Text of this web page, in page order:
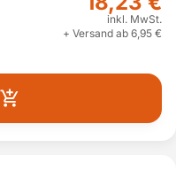
inkl. MwSt.
+ Versand ab 6,95 €